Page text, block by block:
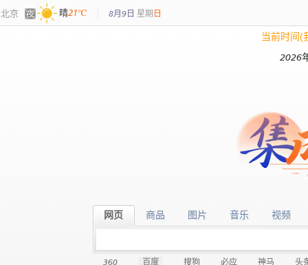
北京 晴21℃ 8月9日 星期 日
当前时间(
2026
网页
网页 商品
商品 图片
图片 音乐
音乐 视频
视频
360 百度 搜狗 必应 神马 头